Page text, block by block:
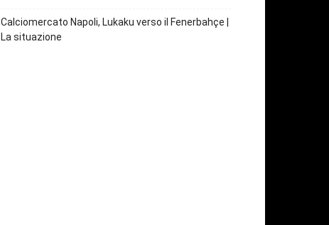
Calciomercato Napoli, Lukaku verso il Fenerbahçe |
La situazione